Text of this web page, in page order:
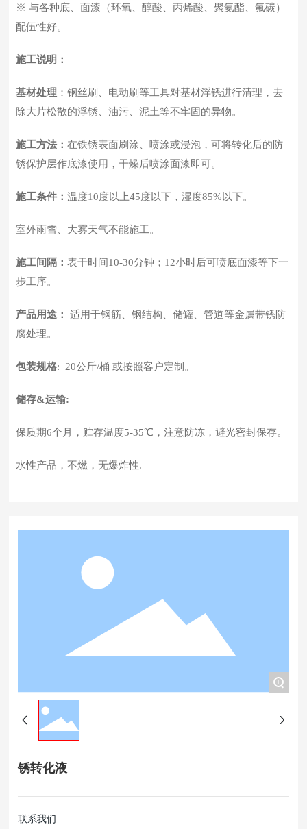
※ 与各种底、面漆（环氧、醇酸、丙烯酸、聚氨酯、氟碳）
配伍性好。
施工说明：
基材处理 ：钢丝刷、电动刷等工具对基材浮锈进行清理，去
除大片松散的浮锈、油污、泥土等不牢固的异物。
施工方法：在铁锈表面刷涂、喷涂或浸泡，可将转化后的防
锈保护层作底漆使用，干燥后喷涂面漆即可。
施工条件：温度10度以上45度以下，湿度85%以下。
室外雨雪、大雾天气不能施工。
施工间隔：表干时间10-30分钟；12小时后可喷底面漆等下一
步工序。
产品用途：适用于钢筋、钢结构、储罐、管道等金属带锈防
腐处理。
包装规格: 20公斤/桶 或按照客户定制。
储存&运输:
保质期6个月，贮存温度5-35℃，注意防冻，避光密封保存。
水性产品，不燃，无爆炸性.
+
锈转化液
联系我们